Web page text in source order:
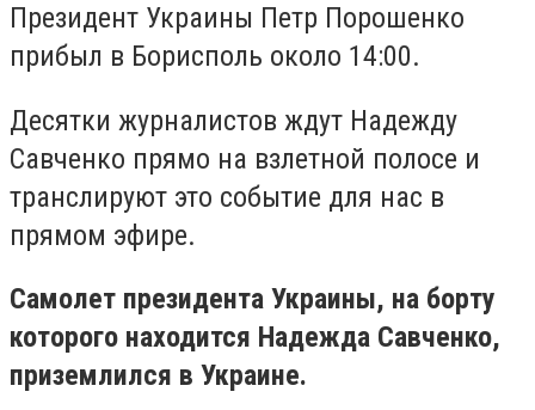
Президент Украины Петр Порошенко
прибыл в Борисполь около 14:00.
Десятки журналистов ждут Надежду
Савченко прямо на взлетной полосе и
транслируют это событие для нас в
прямом эфире.
Самолет президента Украины, на борту
которого находится Надежда Савченко,
приземлился в Украине.